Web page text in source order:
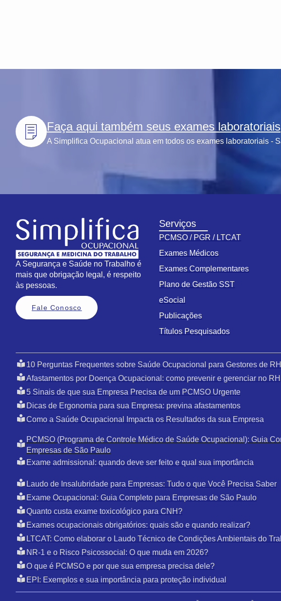
Faça aqui também seus exames laboratoriais
A Simplifica Ocupacional atua em todos os exames laboratoriais -
A Segurança e Saúde no Trabalho é
mais que obrigação legal, é respeito
às pessoas.
Fale Conosco
Serviços
PCMSO / PGR / LTCAT
Exames Médicos
Exames Complementares
Plano de Gestão SST
eSocial
Publicações
Títulos Pesquisados
10 Perguntas Frequentes sobre Saúde Ocupacional para Gestores de RH
Afastamentos por Doença Ocupacional: como prevenir e gerenciar no RH
5 Sinais de que sua Empresa Precisa de um PCMSO Urgente
Dicas de Ergonomia para sua Empresa: previna afastamentos
Como a Saúde Ocupacional Impacta os Resultados da sua Empresa
PCMSO (Programa de Controle Médico de Saúde Ocupacional): Guia
Empresas de São Paulo
Exame admissional: quando deve ser feito e qual sua importância
Laudo de Insalubridade para Empresas: Tudo o que Você Precisa Saber
Exame Ocupacional: Guia Completo para Empresas de São Paulo
Quanto custa exame toxicológico para CNH?
Exames ocupacionais obrigatórios: quais são e quando realizar?
LTCAT: Como elaborar o Laudo Técnico de Condições Ambientais do
NR-1 e o Risco Psicossocial: O que muda em 2026?
O que é PCMSO e por que sua empresa precisa dele?
EPI: Exemplos e sua importância para proteção individual